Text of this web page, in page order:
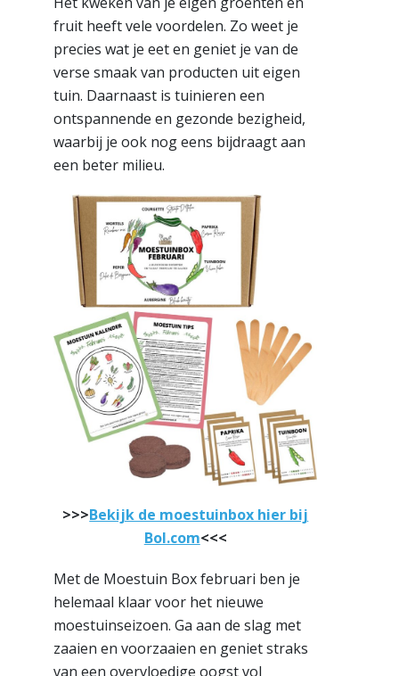
fruit heeft vele voordelen. Zo weet je
precies wat je eet en geniet je van de
verse smaak van producten uit eigen
tuin. Daarnaast is tuinieren een
ontspannende en gezonde bezigheid,
waarbij je ook nog eens bijdraagt aan
een beter milieu.
>>>Bekijk de moestuinbox hier bij
Bol.com<<<
Met de Moestuin Box februari ben je
helemaal klaar voor het nieuwe
moestuinseizoen. Ga aan de slag met
zaaien en voorzaaien en geniet straks
van een overvloedige oogst vol